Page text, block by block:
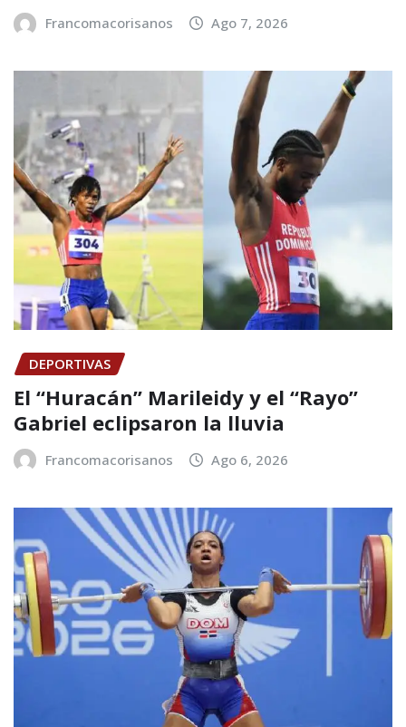
Francomacorisanos Ago 7, 2026
DEPORTIVAS
El “Huracán” Marileidy y el “Rayo”
Gabriel eclipsaron la lluvia
Francomacorisanos Ago 6, 2026